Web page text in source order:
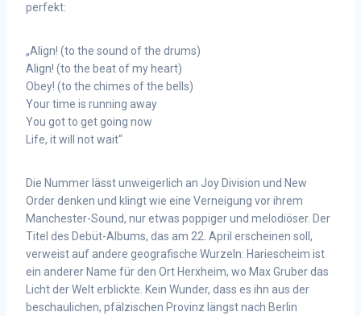
perfekt:
„Align! (to the sound of the drums)
Align! (to the beat of my heart)
Obey! (to the chimes of the bells)
Your time is running away
You got to get going now
Life, it will not wait“
Die Nummer lässt unweigerlich an Joy Division und New
Order denken und klingt wie eine Verneigung vor ihrem
Manchester-Sound, nur etwas poppiger und melodiöser. Der
Titel des Debüt-Albums, das am 22. April erscheinen soll,
verweist auf andere geografische Wurzeln: Hariescheim ist
ein anderer Name für den Ort Herxheim, wo Max Gruber das
Licht der Welt erblickte. Kein Wunder, dass es ihn aus der
beschaulichen, pfälzischen Provinz längst nach Berlin